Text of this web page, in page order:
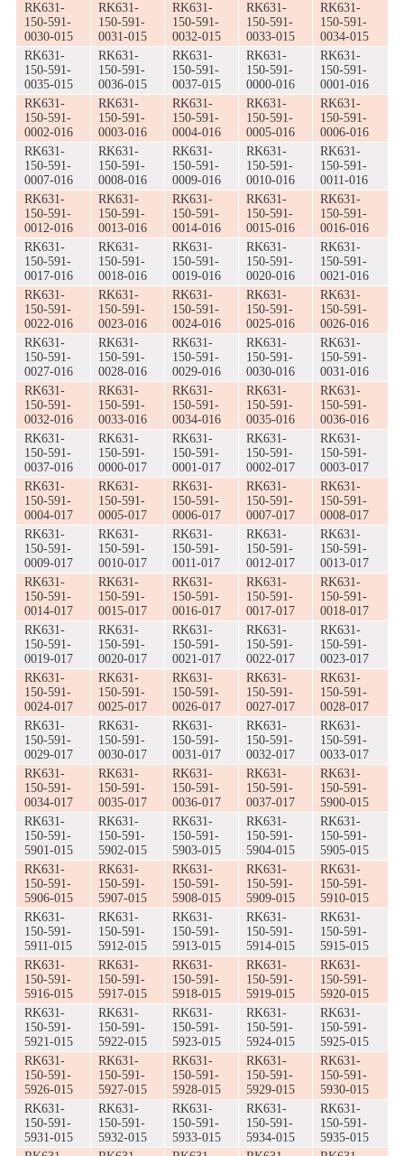
RK631-
150-591-
0030-015
RK631-
150-591-
0031-015
RK631-
150-591-
0032-015
RK631-
150-591-
0033-015
RK631-
150-591-
0034-015
RK631-
150-591-
0035-015
RK631-
150-591-
0036-015
RK631-
150-591-
0037-015
RK631-
150-591-
0000-016
RK631-
150-591-
0001-016
RK631-
150-591-
0002-016
RK631-
150-591-
0003-016
RK631-
150-591-
0004-016
RK631-
150-591-
0005-016
RK631-
150-591-
0006-016
RK631-
150-591-
0007-016
RK631-
150-591-
0008-016
RK631-
150-591-
0009-016
RK631-
150-591-
0010-016
RK631-
150-591-
0011-016
RK631-
150-591-
0012-016
RK631-
150-591-
0013-016
RK631-
150-591-
0014-016
RK631-
150-591-
0015-016
RK631-
150-591-
0016-016
RK631-
150-591-
0017-016
RK631-
150-591-
0018-016
RK631-
150-591-
0019-016
RK631-
150-591-
0020-016
RK631-
150-591-
0021-016
RK631-
150-591-
0022-016
RK631-
150-591-
0023-016
RK631-
150-591-
0024-016
RK631-
150-591-
0025-016
RK631-
150-591-
0026-016
RK631-
150-591-
0027-016
RK631-
150-591-
0028-016
RK631-
150-591-
0029-016
RK631-
150-591-
0030-016
RK631-
150-591-
0031-016
RK631-
150-591-
0032-016
RK631-
150-591-
0033-016
RK631-
150-591-
0034-016
RK631-
150-591-
0035-016
RK631-
150-591-
0036-016
RK631-
150-591-
0037-016
RK631-
150-591-
0000-017
RK631-
150-591-
0001-017
RK631-
150-591-
0002-017
RK631-
150-591-
0003-017
RK631-
150-591-
0004-017
RK631-
150-591-
0005-017
RK631-
150-591-
0006-017
RK631-
150-591-
0007-017
RK631-
150-591-
0008-017
RK631-
150-591-
0009-017
RK631-
150-591-
0010-017
RK631-
150-591-
0011-017
RK631-
150-591-
0012-017
RK631-
150-591-
0013-017
RK631-
150-591-
0014-017
RK631-
150-591-
0015-017
RK631-
150-591-
0016-017
RK631-
150-591-
0017-017
RK631-
150-591-
0018-017
RK631-
150-591-
0019-017
RK631-
150-591-
0020-017
RK631-
150-591-
0021-017
RK631-
150-591-
0022-017
RK631-
150-591-
0023-017
RK631-
150-591-
0024-017
RK631-
150-591-
0025-017
RK631-
150-591-
0026-017
RK631-
150-591-
0027-017
RK631-
150-591-
0028-017
RK631-
150-591-
0029-017
RK631-
150-591-
0030-017
RK631-
150-591-
0031-017
RK631-
150-591-
0032-017
RK631-
150-591-
0033-017
RK631-
150-591-
0034-017
RK631-
150-591-
0035-017
RK631-
150-591-
0036-017
RK631-
150-591-
0037-017
RK631-
150-591-
5900-015
RK631-
150-591-
5901-015
RK631-
150-591-
5902-015
RK631-
150-591-
5903-015
RK631-
150-591-
5904-015
RK631-
150-591-
5905-015
RK631-
150-591-
5906-015
RK631-
150-591-
5907-015
RK631-
150-591-
5908-015
RK631-
150-591-
5909-015
RK631-
150-591-
5910-015
RK631-
150-591-
5911-015
RK631-
150-591-
5912-015
RK631-
150-591-
5913-015
RK631-
150-591-
5914-015
RK631-
150-591-
5915-015
RK631-
150-591-
5916-015
RK631-
150-591-
5917-015
RK631-
150-591-
5918-015
RK631-
150-591-
5919-015
RK631-
150-591-
5920-015
RK631-
150-591-
5921-015
RK631-
150-591-
5922-015
RK631-
150-591-
5923-015
RK631-
150-591-
5924-015
RK631-
150-591-
5925-015
RK631-
150-591-
5926-015
RK631-
150-591-
5927-015
RK631-
150-591-
5928-015
RK631-
150-591-
5929-015
RK631-
150-591-
5930-015
RK631-
150-591-
5931-015
RK631-
150-591-
5932-015
RK631-
150-591-
5933-015
RK631-
150-591-
5934-015
RK631-
150-591-
5935-015